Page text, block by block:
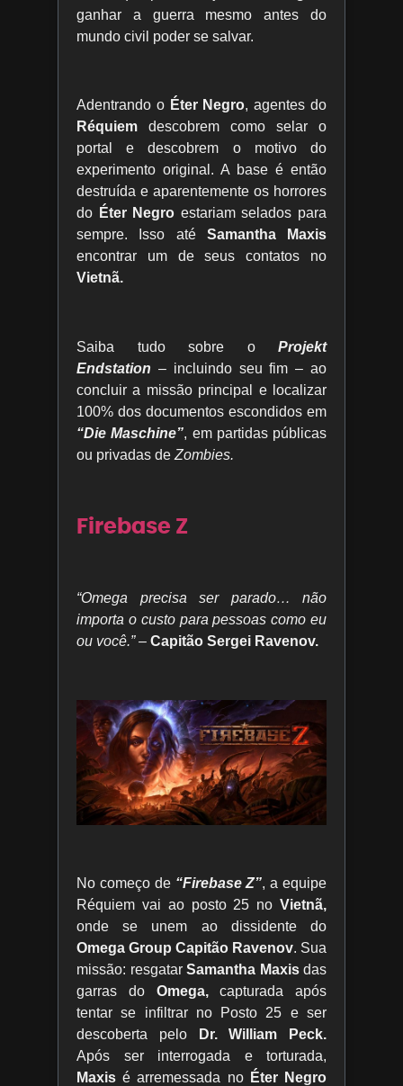
ganhar a guerra mesmo antes do
mundo civil poder se salvar.
Adentrando oÉter Negro, agentes do
Réquiem descobrem como selar o
portal e descobrem o motivo do
experimento original. A base é então
destruída e aparentemente os horrores
do Éter Negro estariam selados para
sempre. Isso até Samantha Maxis
encontrar um de seus contatos no
Vietnã.
Saiba tudo sobre o Projekt
Endstation – incluindo seu fim – ao
concluir a missão principal e localizar
100% dos documentos escondidos em
“Die Maschine”, em partidas públicas
ou privadas de Zombies.
Firebase Z
“Omega precisa ser parado… não
importa o custo para pessoas como eu
ou você.”– Capitão Sergei Ravenov.
No começo de “Firebase Z”, a equipe
Réquiem vai ao posto 25 no Vietnã,
onde se unem ao dissidente do
Omega Group Capitão Ravenov. Sua
missão: resgatarSamantha Maxisdas
garras do Omega,capturada após
tentar se infiltrar no Posto 25 e ser
descoberta pelo
Dr. William Peck.
Após ser interrogada e torturada,
Maxis é arremessada no Éter Negro